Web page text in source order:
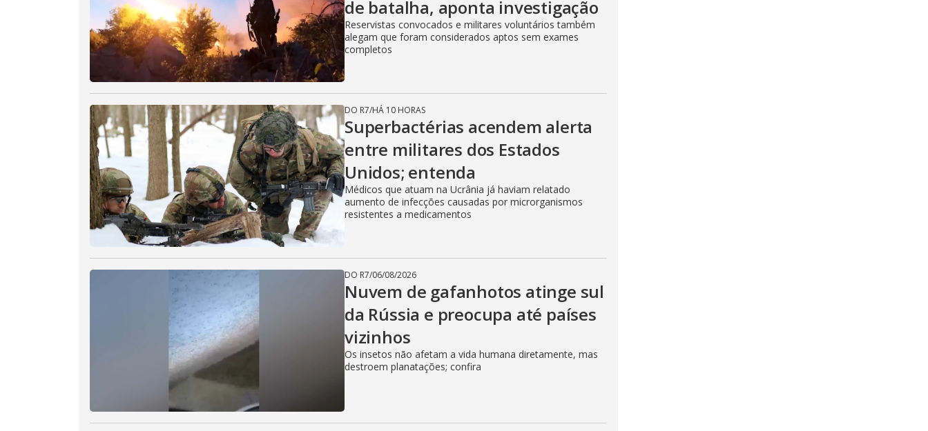
de batalha, aponta investigação
Reservistas convocados e militares voluntários também
alegam que foram considerados aptos sem exames
completos
DO R7/HÁ 10 HORAS
Superbactérias acendem alerta
entre militares dos Estados
Unidos; entenda
Médicos que atuam na Ucrânia já haviam relatado
aumento de infecções causadas por microrganismos
resistentes a medicamentos
DO R7/06/08/2026
Nuvem de gafanhotos atinge sul
da Rússia e preocupa até países
vizinhos
Os insetos não afetam a vida humana diretamente, mas
destroem planatações; confira